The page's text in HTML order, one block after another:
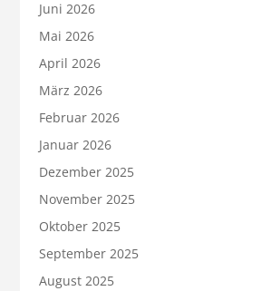
Juni 2026
Mai 2026
April 2026
März 2026
Februar 2026
Januar 2026
Dezember 2025
November 2025
Oktober 2025
September 2025
August 2025